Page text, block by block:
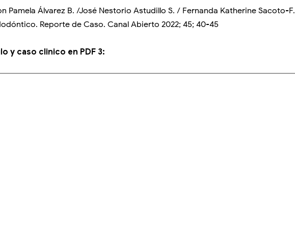
Pamela Álvarez B. /José Nestorio Astudillo S. / Fernanda Katherine Sacoto-F.
Reporte de Caso. Canal Abierto 2022; 45; 40-45
y caso clinico en PDF 3: